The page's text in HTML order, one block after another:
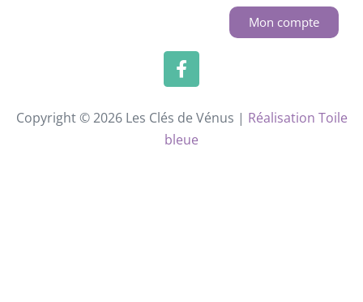
Mon compte
Copyright © 2026 Les Clés de Vénus | Réalisation Toile
bleue